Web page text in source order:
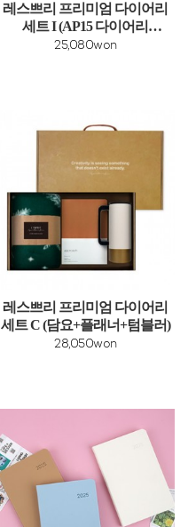
레스쁘리 프리미엄 다이어리
세트 I (AP15 다이어리
+벅스로얄+담요)
25,080won
레스쁘리 프리미엄 다이어리
세트 C (담요+플래너+텀블러)
28,050won